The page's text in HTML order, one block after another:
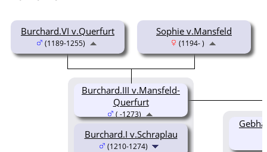
Burchard.VI v.Querfurt
(1189-1255)
Sophie v.Mansfeld
(1194- )
Burchard.I v.Schraplau
(1210-1274)
Burchard.III v.Mansfeld-
Querfurt
( -1273)